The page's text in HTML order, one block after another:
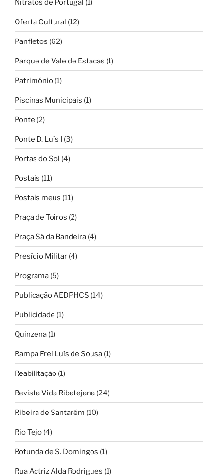
Nitratos de Portugal (1)
Oferta Cultural (12)
Panfletos (62)
Parque de Vale de Estacas (1)
Património (1)
Piscinas Municipais (1)
Ponte (2)
Ponte D. Luís I (3)
Portas do Sol (4)
Postais (11)
Postais meus (11)
Praça de Toiros (2)
Praça Sá da Bandeira (4)
Presídio Militar (4)
Programa (5)
Publicação AEDPHCS (14)
Publicidade (1)
Quinzena (1)
Rampa Frei Luís de Sousa (1)
Reabilitação (1)
Revista Vida Ribatejana (24)
Ribeira de Santarém (10)
Rio Tejo (4)
Rotunda de S. Domingos (1)
Rua Actriz Alda Rodrigues (1)